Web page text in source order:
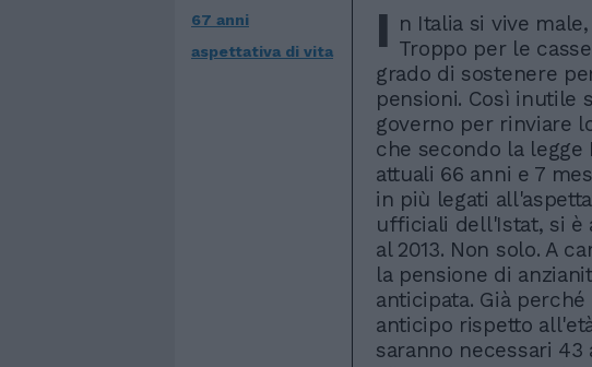
67 anni
aspettativa di vita
I n Italia si vive
Troppo per le
grado di sostenere
pensioni. Così inutile
governo per rinviare
che secondo la legge
attuali 66 anni e 7
in più legati
ufficiali dell'Istat, si è
al 2013. Non solo. A
la pensione di
anticipata. Già
anticipo rispetto
saranno necessari